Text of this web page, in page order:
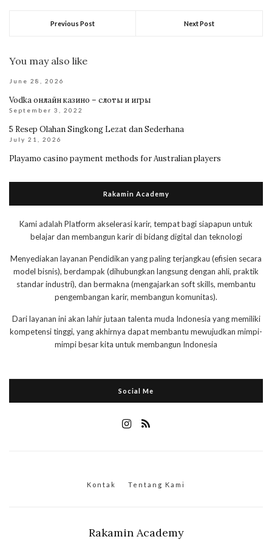
Previous Post Next Post
You may also like
June 28, 2026
Vodka онлайн казино – слоты и игры
September 3, 2022
5 Resep Olahan Singkong Lezat dan Sederhana
July 21, 2026
Playamo casino payment methods for Australian players
Rakamin Academy
Kami adalah Platform akselerasi karir, tempat bagi siapapun untuk
belajar dan membangun karir di bidang digital dan teknologi
Menyediakan layanan Pendidikan yang paling terjangkau (efisien secara
model bisnis), berdampak (dihubungkan langsung dengan ahli, praktik
standar industri), dan bermakna (mengajarkan soft skills, membantu
pengembangan karir, membangun komunitas).
Dari layanan ini akan lahir jutaan talenta muda Indonesia yang memiliki
kompetensi tinggi, yang akhirnya dapat membantu mewujudkan mimpi-
mimpi besar kita untuk membangun Indonesia
Social Me
Kontak Tentang Kami
Rakamin Academy